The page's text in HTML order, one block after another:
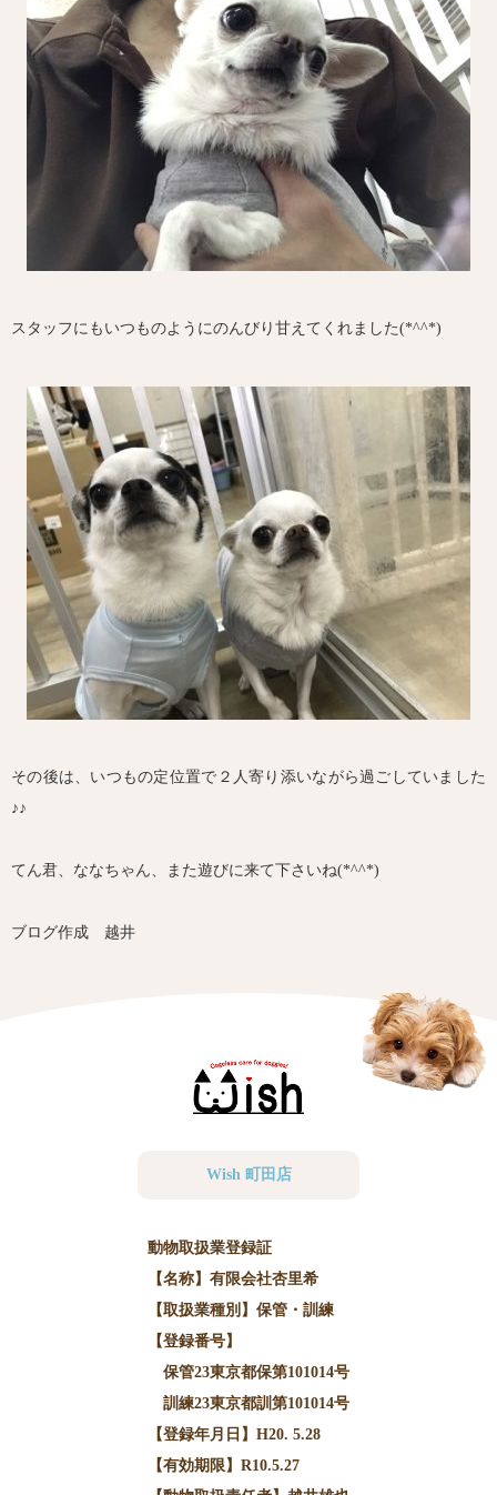
スタッフにもいつものようにのんびり甘えてくれました(*^^*)
その後は、いつもの定位置で２人寄り添いながら過ごしていました
♪♪
てん君、ななちゃん、また遊びに来て下さいね(*^^*)
ブログ作成 越井
Wish 町田店
動物取扱業登録証
【名称】有限会社杏里希
【取扱業種別】保管・訓練
【登録番号】
保管23東京都保第101014号
訓練23東京都訓第101014号
【登録年月日】H20. 5.28
【有効期限】R10.5.27